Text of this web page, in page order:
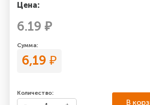
Цена:
6.19 ₽
Сумма:
6,19 ₽
Количество:
В